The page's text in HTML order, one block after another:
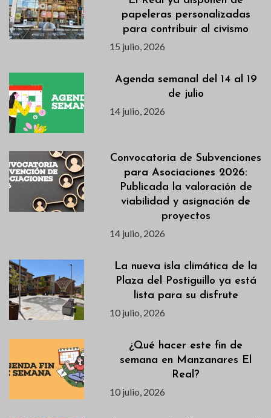
papeleras personalizadas
para contribuir al civismo
15 julio, 2026
Agenda semanal del 14 al 19
de julio
14 julio, 2026
Convocatoria de Subvenciones
para Asociaciones 2026:
Publicada la valoración de
viabilidad y asignación de
proyectos
14 julio, 2026
La nueva isla climática de la
Plaza del Postiguillo ya está
lista para su disfrute
10 julio, 2026
¿Qué hacer este fin de
semana en Manzanares El
Real?
10 julio, 2026